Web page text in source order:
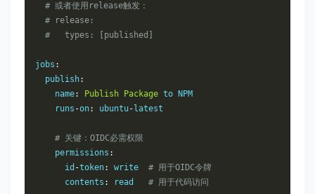
# 或者使用release触发：
# release:
#   types: [published]
jobs :
  publish
:
    name
: Publish Package to NPM
    runs
-on: ubuntu-latest
# 关键：OIDC必需权限
    permissions
:
      id
-token: write # 用于OIDC令牌
      contents
: read # 用于代码访问